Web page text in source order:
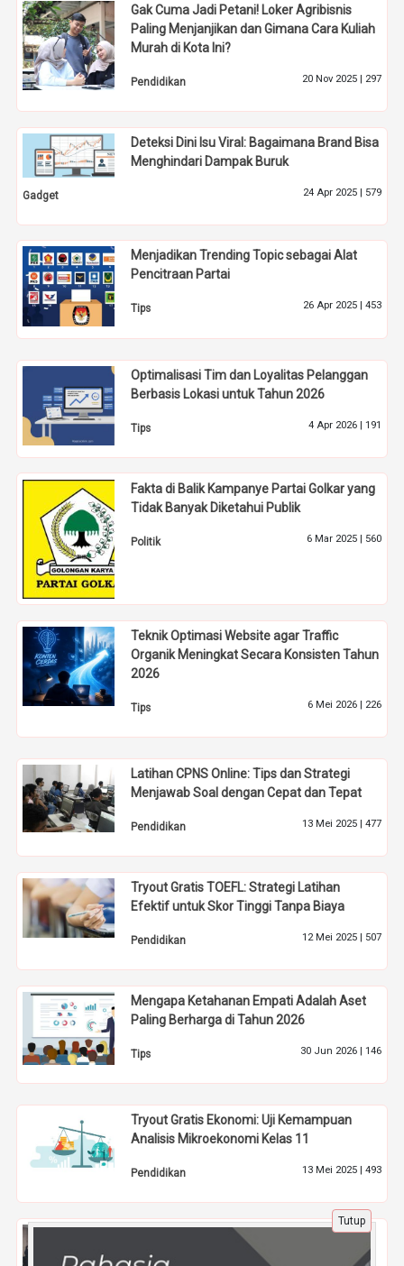
Gak Cuma Jadi Petani! Loker Agribisnis
Paling Menjanjikan dan Gimana Cara Kuliah
Murah di Kota Ini?
Pendidikan 20 Nov 2025 | 297
Deteksi Dini Isu Viral: Bagaimana Brand Bisa
Menghindari Dampak Buruk
Gadget 24 Apr 2025 | 579
Menjadikan Trending Topic sebagai Alat
Pencitraan Partai
Tips 26 Apr 2025 | 453
Optimalisasi Tim dan Loyalitas Pelanggan
Berbasis Lokasi untuk Tahun 2026
Tips 4 Apr 2026 | 191
Fakta di Balik Kampanye Partai Golkar yang
Tidak Banyak Diketahui Publik
Politik 6 Mar 2025 | 560
Teknik Optimasi Website agar Traffic
Organik Meningkat Secara Konsisten Tahun
2026
Tips 6 Mei 2026 | 226
Latihan CPNS Online: Tips dan Strategi
Menjawab Soal dengan Cepat dan Tepat
Pendidikan 13 Mei 2025 | 477
Tryout Gratis TOEFL: Strategi Latihan
Efektif untuk Skor Tinggi Tanpa Biaya
Pendidikan 12 Mei 2025 | 507
Mengapa Ketahanan Empati Adalah Aset
Paling Berharga di Tahun 2026
Tips 30 Jun 2026 | 146
Tryout Gratis Ekonomi: Uji Kemampuan
Analisis Mikroekonomi Kelas 11
Pendidikan 13 Mei 2025 | 493
Profesor Haikal Hassan: Pengakuan
Internasional untuk Tokoh Halal Indonesia
Tutup